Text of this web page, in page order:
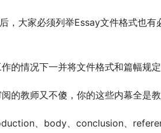
，大家必须列举Essay文件格式也
的情况下一并将文件格式和篇幅规
的教师又不傻，你的这些内幕全是教
、body、conclusion、